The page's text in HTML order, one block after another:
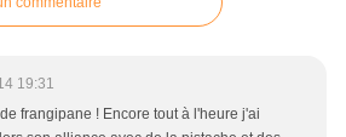
19:31
frangipane ! Encore tout à l'heure j'ai